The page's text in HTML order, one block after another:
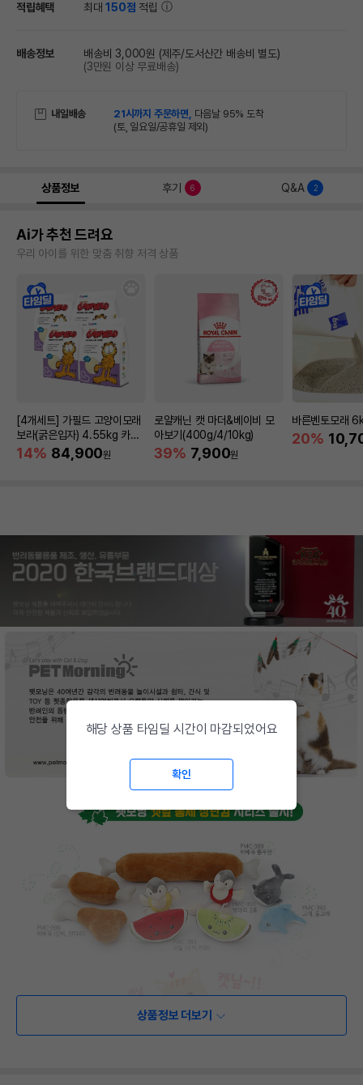
적립혜택 최대150점 적립
배송정보 배송비 3,000원 (제주/도서산간 배송비 별도)
(3만원 이상 무료배송)
내일배송 21시까지 주문하면, 다음날 95% 도착
(토, 일요일/공휴일 제외)
상품정보 후기 6 Q&A 2
Ai가 추천 드려요
우리 아이를 위한 맞춤 취향 저격 상품
[4개세트] 가필드 고양이모래
보라(굵은입자) 4.55kg 카사
바모래
14% 84,900원
로얄캐닌 캣 마더&베이비 모
아보기(400g/4/10kg)
39% 7,900원
바른벤토모래
20%
상품정보 더보기
해당 상품 타임딜 시간이 마감되었어요
확인